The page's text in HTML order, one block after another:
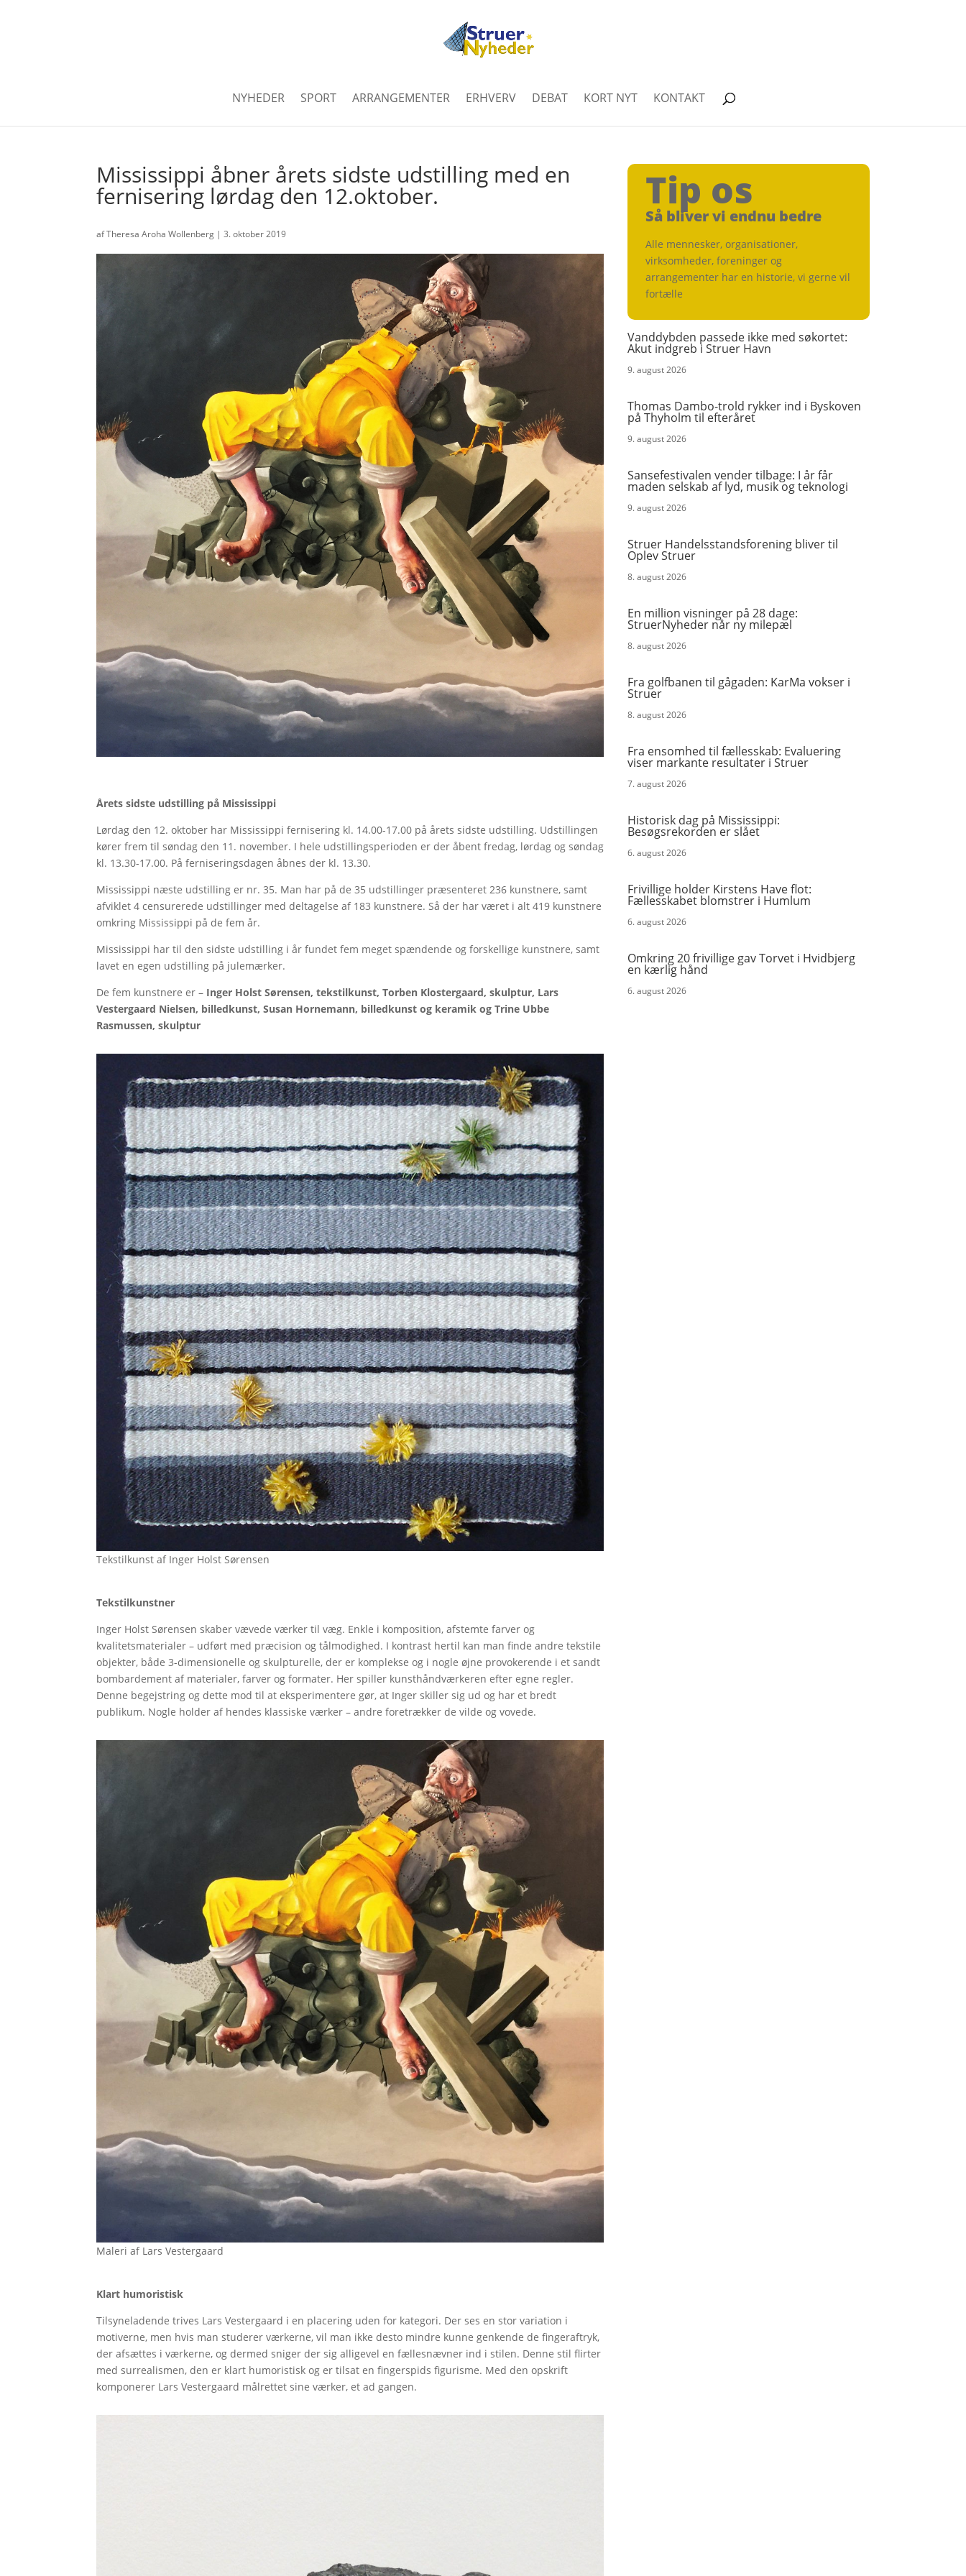
NYHEDER SPORT ARRANGEMENTER ERHVERV DEBAT KORT NYT KONTAKT
Mississippi åbner årets sidste udstilling med en
fernisering lørdag den 12.oktober.
afTheresa Aroha Wollenberg |3. oktober 2019
Årets sidste udstilling på Mississippi
Lørdag den 12. oktober har Mississippi fernisering kl. 14.00-17.00 på årets sidste udstilling. Udstillingen
kører frem til søndag den 11. november. I hele udstillingsperioden er der åbent fredag, lørdag og søndag
kl. 13.30-17.00. På ferniseringsdagen åbnes der kl. 13.30.
Mississippi næste udstilling er nr. 35. Man har på de 35 udstillinger præsenteret 236 kunstnere, samt
afviklet 4 censurerede udstillinger med deltagelse af 183 kunstnere. Så der har været i alt 419 kunstnere
omkring Mississippi på de fem år.
Mississippi har til den sidste udstilling i år fundet fem meget spændende og forskellige kunstnere, samt
lavet en egen udstilling på julemærker.
De fem kunstnere er – Inger Holst Sørensen, tekstilkunst, Torben Klostergaard, skulptur, Lars
Vestergaard Nielsen, billedkunst, Susan Hornemann, billedkunst og keramik og Trine Ubbe
Rasmussen, skulptur
Tekstilkunst af Inger Holst Sørensen
Tekstilkunstner
Inger Holst Sørensen skaber vævede værker til væg. Enkle i komposition, afstemte farver og
kvalitetsmaterialer – udført med præcision og tålmodighed. I kontrast hertil kan man finde andre tekstile
objekter, både 3-dimensionelle og skulpturelle, der er komplekse og i nogle øjne provokerende i et sandt
bombardement af materialer, farver og formater. Her spiller kunsthåndværkeren efter egne regler.
Denne begejstring og dette mod til at eksperimentere gør, at Inger skiller sig ud og har et bredt
publikum. Nogle holder af hendes klassiske værker – andre foretrækker de vilde og vovede.
Maleri af Lars Vestergaard
Klart humoristisk
Tilsyneladende trives Lars Vestergaard i en placering uden for kategori. Der ses en stor variation i
motiverne, men hvis man studerer værkerne, vil man ikke desto mindre kunne genkende de fingeraftryk,
der afsættes i værkerne, og dermed sniger der sig alligevel en fællesnævner ind i stilen. Denne stil flirter
med surrealismen, den er klart humoristisk og er tilsat en fingerspids figurisme. Med den opskrift
komponerer Lars Vestergaard målrettet sine værker, et ad gangen.
Tip os
Så bliver vi endnu bedre
Alle mennesker, organisationer,
virksomheder, foreninger og
arrangementer har en historie, vi gerne vil
fortælle
Vanddybden passede ikke med søkortet:
Akut indgreb i Struer Havn
9. august 2026
Thomas Dambo-trold rykker ind i Byskoven
på Thyholm til efteråret
9. august 2026
Sansefestivalen vender tilbage: I år får
maden selskab af lyd, musik og teknologi
9. august 2026
Struer Handelsstandsforening bliver til
Oplev Struer
8. august 2026
En million visninger på 28 dage:
StruerNyheder når ny milepæl
8. august 2026
Fra golfbanen til gågaden: KarMa vokser i
Struer
8. august 2026
Fra ensomhed til fællesskab: Evaluering
viser markante resultater i Struer
7. august 2026
Historisk dag på Mississippi:
Besøgsrekorden er slået
6. august 2026
Frivillige holder Kirstens Have flot:
Fællesskabet blomstrer i Humlum
6. august 2026
Omkring 20 frivillige gav Torvet i Hvidbjerg
en kærlig hånd
6. august 2026